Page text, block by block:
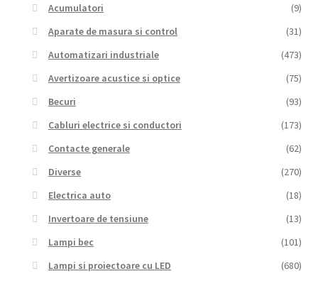
Acumulatori
(9)
Aparate de masura si control
(31)
Automatizari industriale
(473)
Avertizoare acustice si optice
(75)
Becuri
(93)
Cabluri electrice si conductori
(173)
Contacte generale
(62)
Diverse
(270)
Electrica auto
(18)
Invertoare de tensiune
(13)
Lampi bec
(101)
Lampi si proiectoare cu LED
(680)